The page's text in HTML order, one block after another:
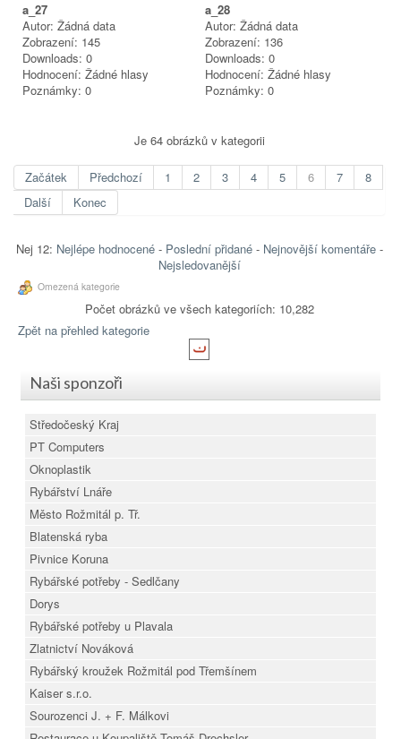
a_27
Autor: Žádná data
Zobrazení: 145
Downloads: 0
Hodnocení: Žádné hlasy
Poznámky: 0
a_28
Autor: Žádná data
Zobrazení: 136
Downloads: 0
Hodnocení: Žádné hlasy
Poznámky: 0
Je 64 obrázků v kategorii
Začátek Předchozí 1 2 3 4 5 6 7
8
Další
Konec
Nej 12: Nejlépe hodnocené- Poslední přidané- Nejnovější komentáře-
Nejsledovanější
Omezená kategorie
Počet obrázků ve všech kategoriích: 10,282
Zpět na přehled kategorie
Naši sponzoři
Středočeský Kraj
PT Computers
Oknoplastik
Rybářství Lnáře
Město Rožmitál p. Tř.
Blatenská ryba
Pivnice Koruna
Rybářské potřeby - Sedlčany
Dorys
Rybářské potřeby u Plavala
Zlatnictví Nováková
Rybářský kroužek Rožmitál pod Třemšínem
Kaiser s.r.o.
Sourozenci J. + F. Málkovi